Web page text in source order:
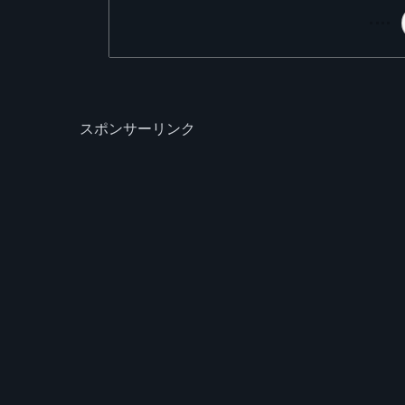
スポンサーリンク